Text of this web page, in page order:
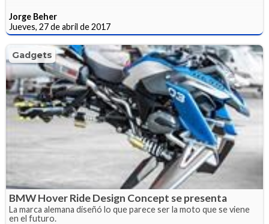
Jorge Beher
Jueves, 27 de abril de 2017
Gadgets
BMW Hover Ride Design Concept se presenta
La marca alemana diseñó lo que parece ser la moto que se viene
en el futuro.